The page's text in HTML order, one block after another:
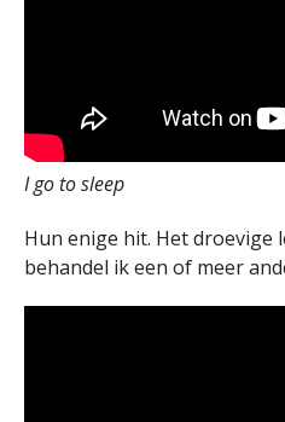
I go to sleep
Hun enige hit. Het droevige
behandel ik een of meer